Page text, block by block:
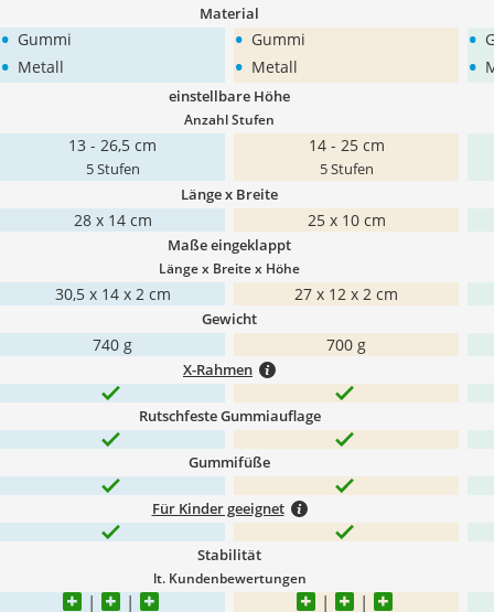
Material
• Gummi
• Metall
• Gummi
• Metall
•
•
einstellbare Höhe
Anzahl Stufen
13 - 26,5 cm
5 Stufen
14 - 25 cm
5 Stufen
Länge x Breite
28 x 14 cm 25 x 10 cm
Maße eingeklappt
Länge x Breite x Höhe
30,5 x 14 x 2 cm 27 x 12 x 2 cm
Gewicht
740 g 700 g
X-Rahmen
Rutschfeste Gummiauflage
Gummifüße
Für Kinder geeignet
Stabilität
lt. Kundenbewertungen